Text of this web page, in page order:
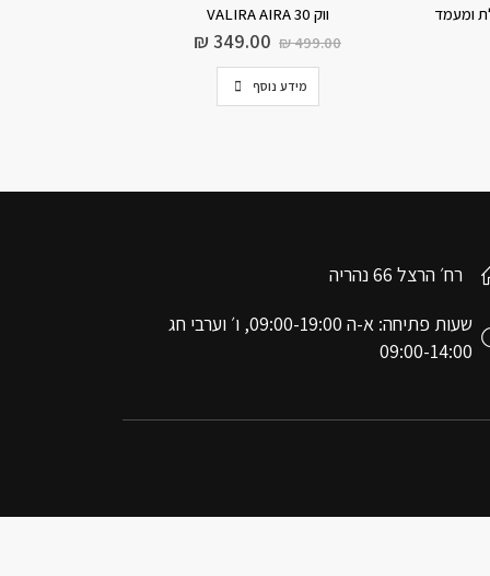
ווק VALIRA AIRA 30
₪499.00
₪ 349.00
מידע נוסף
רח׳ הרצל 66 נהריה
שעות פתיחה: א-ה 09:00-19:00, ו׳ וערבי חג
09:00-14:00